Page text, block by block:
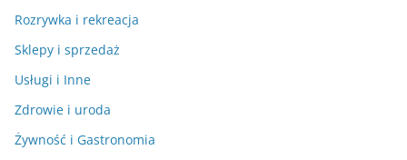
Rozrywka i rekreacja
Sklepy i sprzedaż
Usługi i Inne
Zdrowie i uroda
Żywność i Gastronomia